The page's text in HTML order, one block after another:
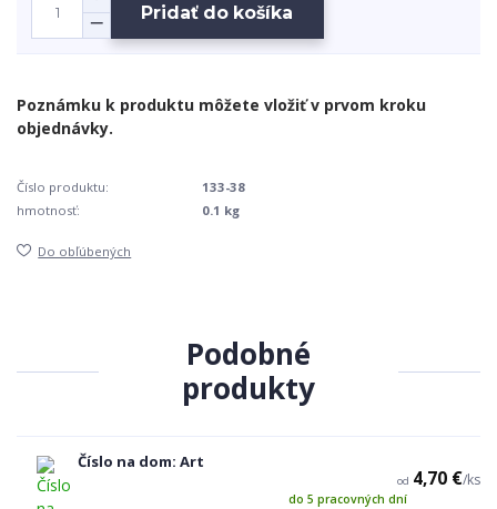
Pridať do košíka
Číslo produktu:
133-38
hmotnosť:
0.1 kg
Do obľúbených
Podobné
produkty
Číslo na dom: Art
od 4,70 €/ks
do 5 pracovných dní